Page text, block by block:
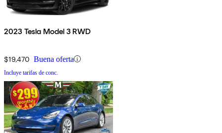
2023 Tesla Model 3 RWD
$19,470 Buena oferta
Incluye tarifas de conc.